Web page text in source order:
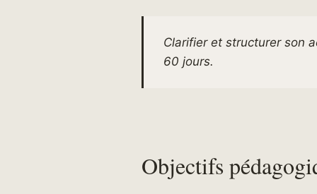
Clarifier et structurer son
60 jours.
Objectifs